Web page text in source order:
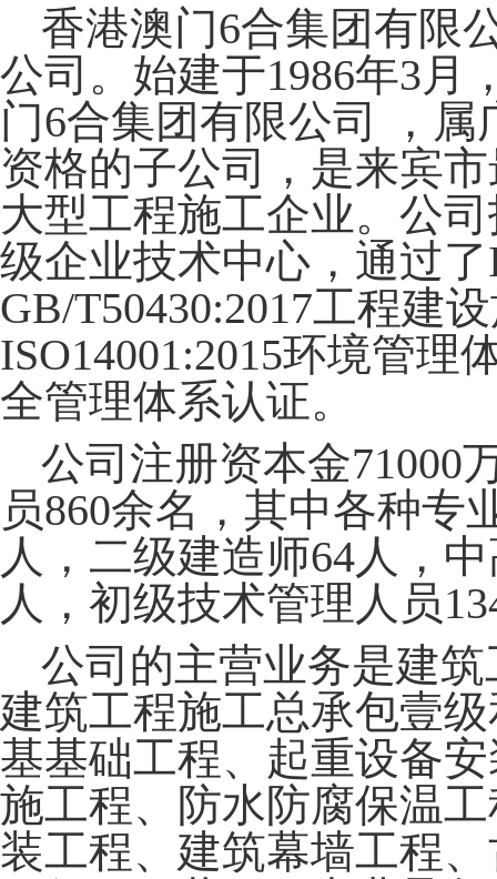
香港澳门6合集团有限
公司。始建于1986年3月
门6合集团有限公司 ，
资格的子公司，是来宾
大型工程施工企业。公
级企业技术中心，通过
GB/T50430:2017工程建
ISO14001:2015环境管理
全管理体系认证。
公司注册资本金71000
员860余名，其中各种专
人，二级建造师64人，
人，初级技术管理人员
公司的主营业务是建
建筑工程施工总承包壹
基基础工程、起重设备
施工程、防水防腐保温
装工程、建筑幕墙工程